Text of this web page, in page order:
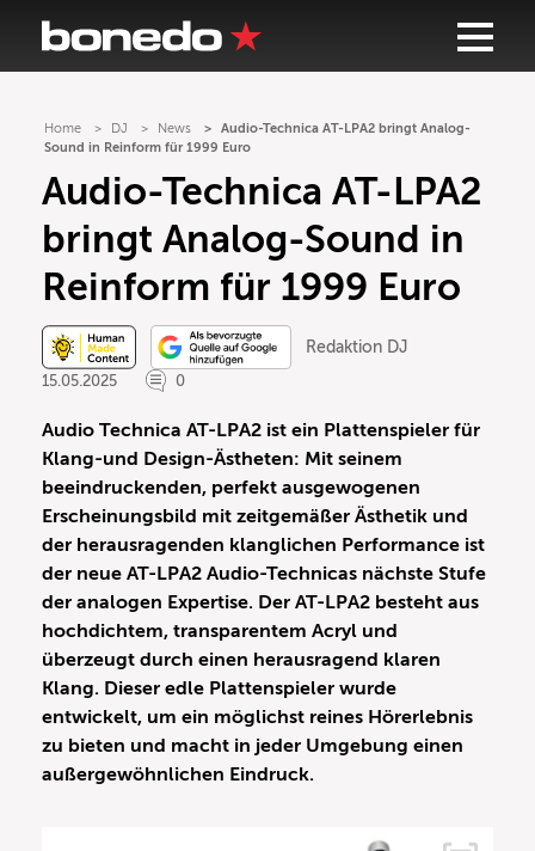
Home DJ News
Audio-Technica AT-LPA2 bringt Analog-
Sound in Reinform für 1999 Euro
Audio-Technica AT-LPA2
bringt Analog-Sound in
Reinform für 1999 Euro
Redaktion DJ
15.05.2025
0
Audio Technica AT-LPA2 ist ein Plattenspieler für
Klang-und Design-Ästheten: Mit seinem
beeindruckenden, perfekt ausgewogenen
Erscheinungsbild mit zeitgemäßer Ästhetik und
der herausragenden klanglichen Performance ist
der neue AT-LPA2 Audio-Technicas nächste Stufe
der analogen Expertise. Der AT-LPA2 besteht aus
hochdichtem, transparentem Acryl und
überzeugt durch einen herausragend klaren
Klang. Dieser edle Plattenspieler wurde
entwickelt, um ein möglichst reines Hörerlebnis
zu bieten und macht in jeder Umgebung einen
außergewöhnlichen Eindruck.